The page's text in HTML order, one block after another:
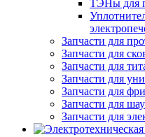
ТЭНы для
Запчасти для
Запчасти для
Запчасти для
Запчасти для
Запчасти для
Запчасти для
Запчасти для